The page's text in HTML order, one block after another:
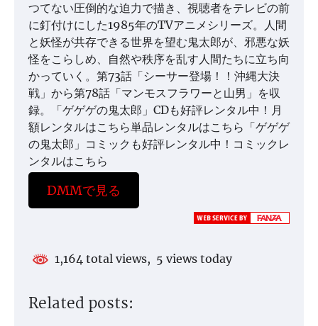
つてない圧倒的な迫力で描き、視聴者をテレビの前
に釘付けにした1985年のTVアニメシリーズ。人間
と妖怪が共存できる世界を望む鬼太郎が、邪悪な妖
怪をこらしめ、自然や秩序を乱す人間たちに立ち向
かっていく。第73話「シーサー登場！！沖縄大決
戦」から第78話「マンモスフラワーと山男」を収
録。「ゲゲゲの鬼太郎」CDも好評レンタル中！月
額レンタルはこちら単品レンタルはこちら「ゲゲゲ
の鬼太郎」コミックも好評レンタル中！コミックレ
ンタルはこちら
DMMで見る
1,164 total views, 5 views today
Related posts: